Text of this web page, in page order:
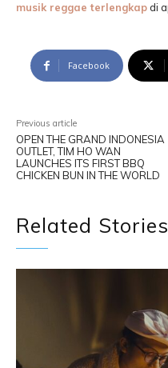
musik reggae terlengkap di
Facebook
Previous article
OPEN THE GRAND INDONESIA
OUTLET, TIM HO WAN
LAUNCHES ITS FIRST BBQ
CHICKEN BUN IN THE WORLD
Related Stories